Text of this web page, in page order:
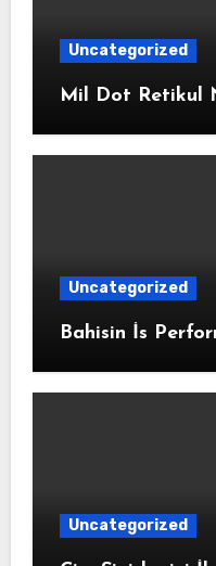
Uncategorized
Mil Dot Retikul
Uncategorized
Bahisin İs
Uncategorized